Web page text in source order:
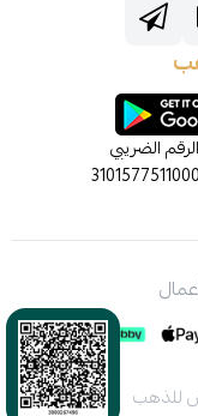
الرقم الضريبي
للذهب